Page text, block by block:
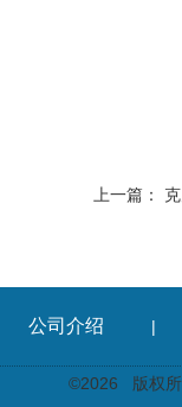
上一篇：
公司介绍 |
©2026 版权所